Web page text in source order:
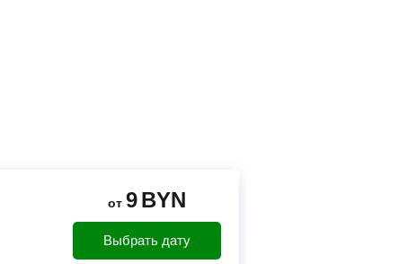
от 9BYN
Выбрать дату